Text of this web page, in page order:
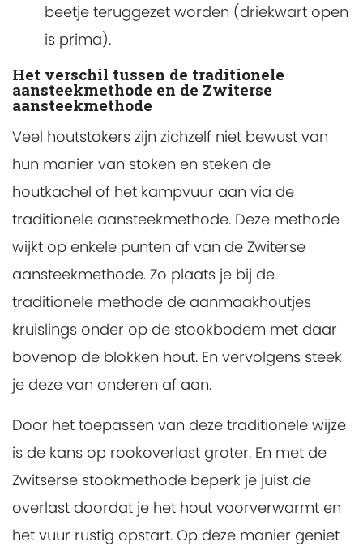
beetje teruggezet worden (driekwart open
is prima).
Het verschil tussen de traditionele
aansteekmethode en de Zwiterse
aansteekmethode
Veel houtstokers zijn zichzelf niet bewust van
hun manier van stoken en steken de
houtkachel of het kampvuur aan via de
traditionele aansteekmethode. Deze methode
wijkt op enkele punten af van de Zwiterse
aansteekmethode. Zo plaats je bij de
traditionele methode de aanmaakhoutjes
kruislings onder op de stookbodem met daar
bovenop de blokken hout. En vervolgens steek
je deze van onderen af aan.
Door het toepassen van deze traditionele wijze
is de kans op rookoverlast groter. En met de
Zwitserse stookmethode beperk je juist de
overlast doordat je het hout voorverwarmt en
het vuur rustig opstart. Op deze manier geniet